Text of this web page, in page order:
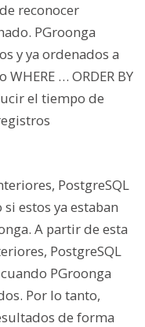
reconocer
PGroonga
y ya ordenados a
… ORDER BY
el tiempo de
PostgreSQL
estos ya estaban
A partir de esta
PostgreSQL
PGroonga
Por lo tanto,
de forma